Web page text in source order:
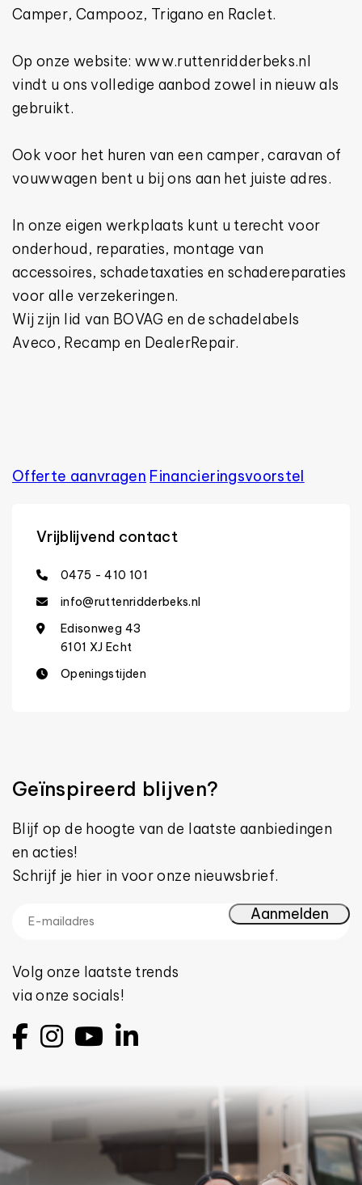
Camper, Campooz, Trigano en Raclet.
Op onze website: www.ruttenridderbeks.nl
vindt u ons volledige aanbod zowel in nieuw als
gebruikt.
Ook voor het huren van een camper, caravan of
vouwwagen bent u bij ons aan het juiste adres.
In onze eigen werkplaats kunt u terecht voor
onderhoud, reparaties, montage van
accessoires, schadetaxaties en schadereparaties
voor alle verzekeringen.
Wij zijn lid van BOVAG en de schadelabels
Aveco, Recamp en DealerRepair.
Offerte aanvragen Financierings­voorstel
Vrijblijvend contact
0475 - 410 101
info@ruttenridderbeks.nl
Edisonweg 43
6101 XJ Echt
Openingstijden
Geïnspireerd blijven?
Blijf op de hoogte van de laatste aanbiedingen
en acties!
Schrijf je hier in voor onze nieuwsbrief.
Volg onze laatste trends
via onze socials!